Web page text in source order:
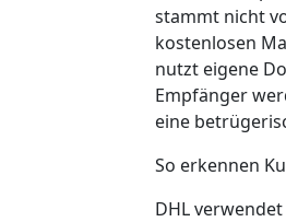
stammt nicht
kostenlosen
nutzt eigene
Empfänger
eine
So erkennen
DHL